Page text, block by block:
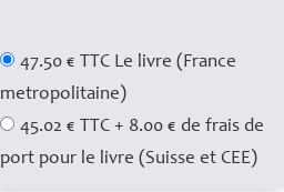
47.50 € TTC Le livre (France
metropolitaine)
45.02 € TTC + 8.00 € de frais de
port pour le livre (Suisse et CEE)